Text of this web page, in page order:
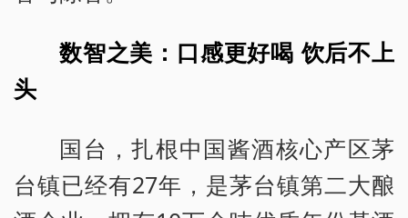
数智之美：口感更好喝 饮后不上
头
国台，扎根中国酱酒核心产区茅
台镇已经有27年，是茅台镇第二大酿